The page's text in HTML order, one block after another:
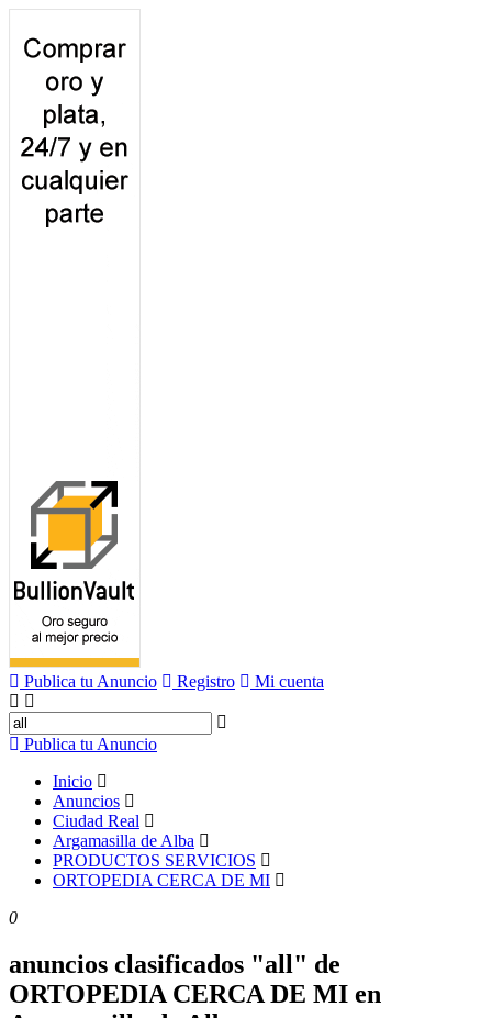
Publica tu Anuncio Registro Mi cuenta
Publica tu Anuncio
Inicio
Anuncios
Ciudad Real
Argamasilla de Alba
PRODUCTOS SERVICIOS
ORTOPEDIA CERCA DE MI
0
anuncios clasificados "all" de
ORTOPEDIA CERCA DE MI en